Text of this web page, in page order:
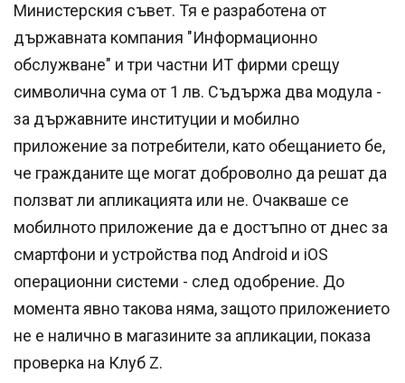
Министерския съвет. Тя е разработена от
държавната компания "Информационно
обслужване" и три частни ИТ фирми срещу
символична сума от 1 лв. Съдържа два модула -
за държавните институции и мобилно
приложение за потребители, като обещанието бе,
че гражданите ще могат доброволно да решат да
ползват ли апликацията или не. Очакваше се
мобилното приложение да е достъпно от днес за
смартфони и устройства под Android и iOS
операционни системи - след одобрение. До
момента явно такова няма, защото приложението
не е налично в магазините за апликации, показа
проверка на Клуб Z.